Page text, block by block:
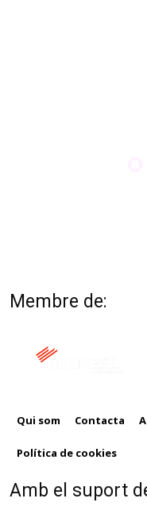
Membre de:
Qui som Contacta
Política de cookies
Amb el suport